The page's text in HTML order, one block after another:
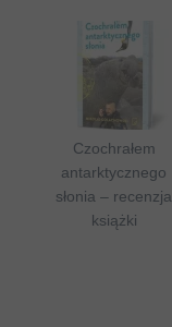
Czochrałem
antarktycznego
słonia – recenzja
książki